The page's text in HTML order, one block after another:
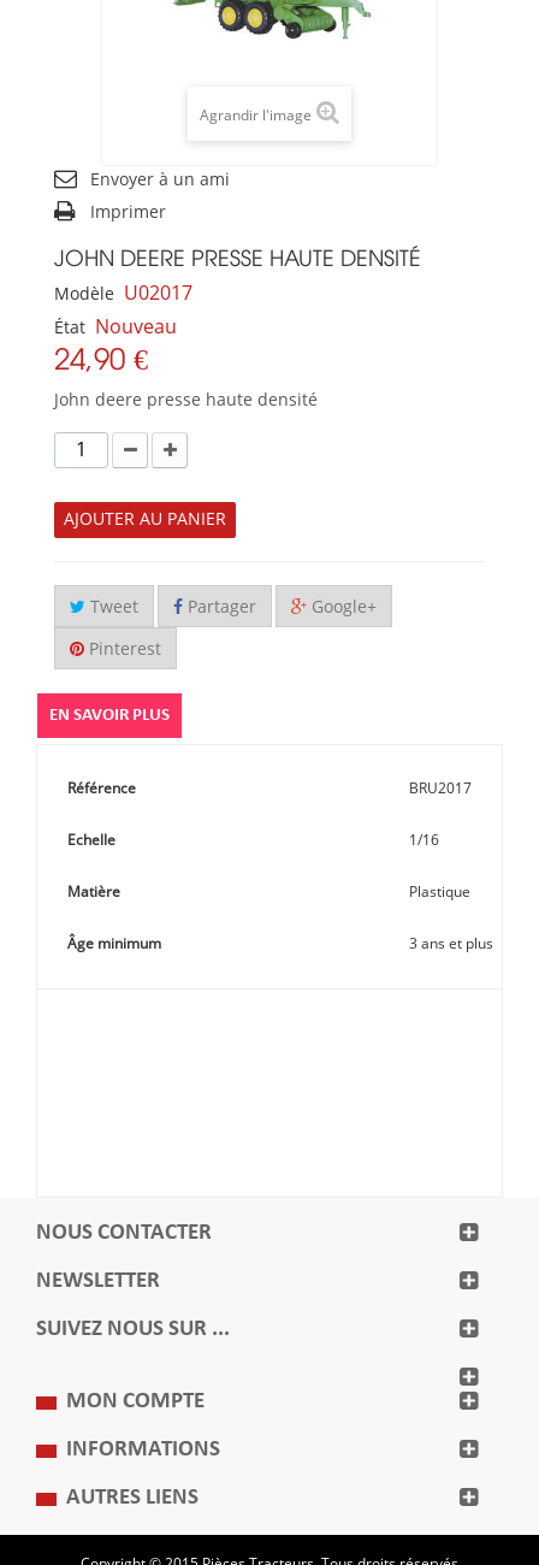
Agrandir l'image
Envoyer à un ami
Imprimer
JOHN DEERE PRESSE HAUTE DENSITÉ
Modèle U02017
État Nouveau
24,90 €
John deere presse haute densité
AJOUTER AU PANIER
Tweet Partager Google+
Pinterest
EN SAVOIR PLUS
Référence BRU2017
Echelle 1/16
Matière Plastique
Âge minimum 3 ans et plus
NOUS CONTACTER
NEWSLETTER
SUIVEZ NOUS SUR ...
MON COMPTE
INFORMATIONS
AUTRES LIENS